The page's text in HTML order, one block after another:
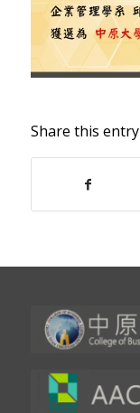
Share this entry